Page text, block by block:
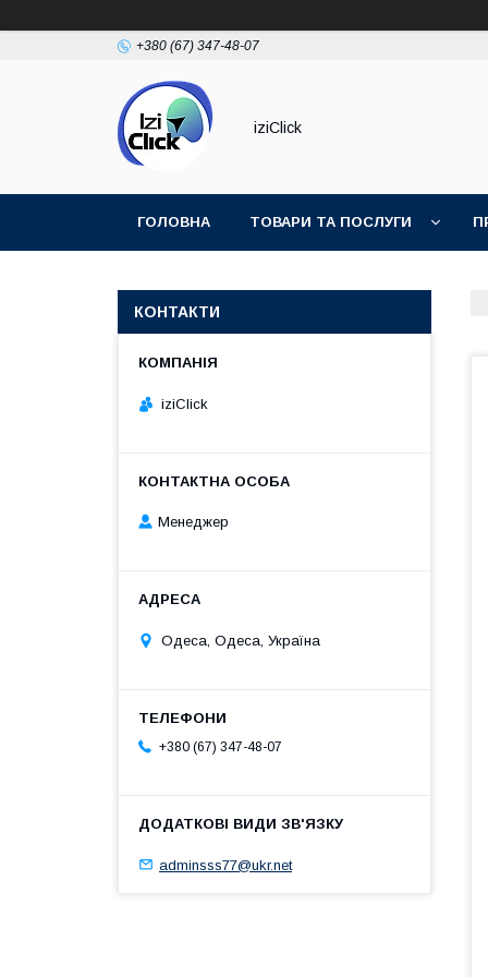
+380 (67) 347-48-07
iziClick
ГОЛОВНА ТОВАРИ ТА ПОСЛУГИ
КОНТАКТИ
iziClick
Менеджер
Одеса, Одеса, Україна
+380 (67) 347-48-07
adminsss77@ukr.net